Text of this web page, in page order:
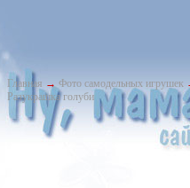
Главная → Фото самодельных игрушек
Разукрашка голуби